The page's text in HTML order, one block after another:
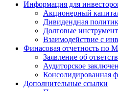
Информация для
Акционерный
Дивидендная
Долговые
Взаимодействие с
Финасовая отчетность по
Заявление об
Аудиторское
Консолидированная
Дополнительные ссылки